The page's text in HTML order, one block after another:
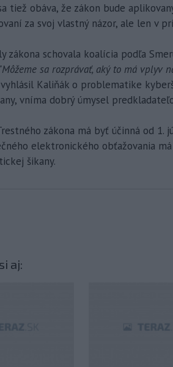
tiež obáva, že zákon bude
za svoj vlastný názor, ale len v
zákona schovala koalícia podľa
"Môžeme sa rozprávať, aký to má vplyv
vyhlásil Kaliňák o problematike
vníma dobrý úmysel
zákona má byť účinná od 1.
elektronického obťažovania
šikany.
aj: